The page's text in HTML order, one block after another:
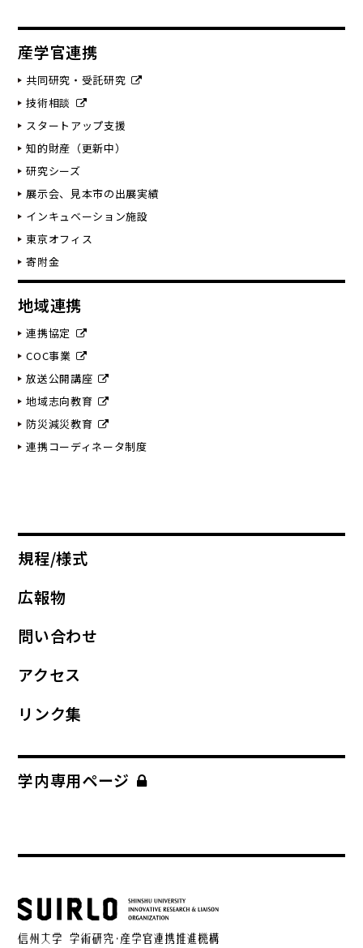
産学官連携
共同研究・受託研究
技術相談
スタートアップ支援
知的財産（更新中）
研究シーズ
展示会、見本市の出展実績
インキュベーション施設
東京オフィス
寄附金
地域連携
連携協定
COC事業
放送公開講座
地域志向教育
防災減災教育
連携コーディネータ制度
規程/様式
広報物
問い合わせ
アクセス
リンク集
学内専用ページ